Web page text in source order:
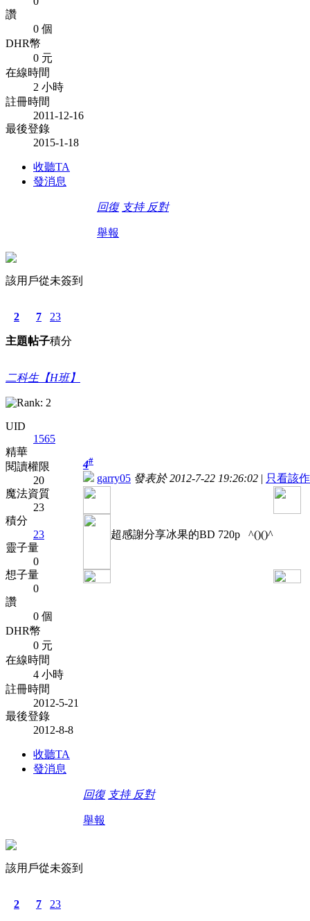
讚
0 個
DHR幣
0 元
在線時間
2 小時
註冊時間
2011-12-16
最後登錄
2015-1-18
收聽TA
發消息
回復 支持 反對
舉報
該用戶從未簽到
2
主題
7
帖子
23
積分
二科生【H班】
UID
1565
精華
閱讀權限
20
魔法資質
23
積分
23
靈子量
0
想子量
0
讚
0 個
DHR幣
0 元
在線時間
4 小時
註冊時間
2012-5-21
最後登錄
2012-8-8
收聽TA
發消息
4#
garry05 發表於 2012-7-22 19:26:02 | 只看該
超感謝分享冰果的BD 720p ^()()^
回復 支持 反對
舉報
該用戶從未簽到
2 7 23